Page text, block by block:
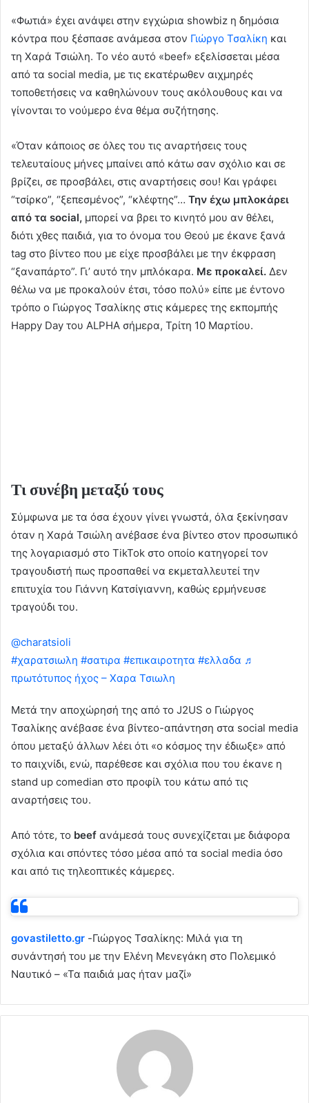
«Φωτιά» έχει ανάψει στην εγχώρια showbiz η δημόσια
κόντρα που ξέσπασε ανάμεσα στον Γιώργο Τσαλίκη και
τη Χαρά Τσιώλη. Το νέο αυτό «beef» εξελίσσεται μέσα
από τα social media, με τις εκατέρωθεν αιχμηρές
τοποθετήσεις να καθηλώνουν τους ακόλουθους και να
γίνονται το νούμερο ένα θέμα συζήτησης.
«Όταν κάποιος σε όλες του τις αναρτήσεις τους
τελευταίους μήνες μπαίνει από κάτω σαν σχόλιο και σε
βρίζει, σε προσβάλει, στις αναρτήσεις σου! Και γράφει
“τσίρκο”, “ξεπεσμένος”, “κλέφτης”… Την έχω μπλοκάρει
από τα social, μπορεί να βρει το κινητό μου αν θέλει,
διότι χθες παιδιά, για το όνομα του Θεού με έκανε ξανά
tag στο βίντεο που με είχε προσβάλει με την έκφραση
“ξαναπάρτο”. Γι’ αυτό την μπλόκαρα. Με προκαλεί. Δεν
θέλω να με προκαλούν έτσι, τόσο πολύ» είπε με έντονο
τρόπο ο Γιώργος Τσαλίκης στις κάμερες της εκπομπής
Happy Day του ALPHA σήμερα, Τρίτη 10 Μαρτίου.
Τι συνέβη μεταξύ τους
Σύμφωνα με τα όσα έχουν γίνει γνωστά, όλα ξεκίνησαν
όταν η Χαρά Τσιώλη ανέβασε ένα βίντεο στον προσωπικό
της λογαριασμό στο TikTok στο οποίο κατηγορεί τον
τραγουδιστή πως προσπαθεί να εκμεταλλευτεί την
επιτυχία του Γιάννη Κατσίγιαννη, καθώς ερμήνευσε
τραγούδι του.
@charatsioli
#χαρατσιωλη #σατιρα #επικαιροτητα #ελλαδα ♬
πρωτότυπος ήχος – Χαρα Τσιωλη
Μετά την αποχώρησή της από το J2US ο Γιώργος
Τσαλίκης ανέβασε ένα βίντεο-απάντηση στα social media
όπου μεταξύ άλλων λέει ότι «ο κόσμος την έδιωξε» από
το παιχνίδι, ενώ, παρέθεσε και σχόλια που του έκανε η
stand up comedian στο προφίλ του κάτω από τις
αναρτήσεις του.
Από τότε, το beef ανάμεσά τους συνεχίζεται με διάφορα
σχόλια και σπόντες τόσο μέσα από τα social media όσο
και από τις τηλεοπτικές κάμερες.
govastiletto.gr -Γιώργος Τσαλίκης: Μιλά για τη
συνάντησή του με την Ελένη Μενεγάκη στο Πολεμικό
Ναυτικό – «Τα παιδιά μας ήταν μαζί»